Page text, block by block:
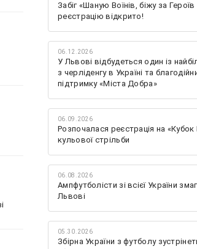
Забіг «Шаную Воїнів, біжу за Героїв
реєстрацію відкрито!
06.12.2026
У Львові відбудеться один із
з черліденгу в Україні та
підтримку «Міста Добра»
06.09.2026
Розпочалася реєстрація на «Кубок
кульової стрільби
06.08.2026
Ампфутболісти зі всієї України
Львові
05.30.2026
Збірна України з футболу